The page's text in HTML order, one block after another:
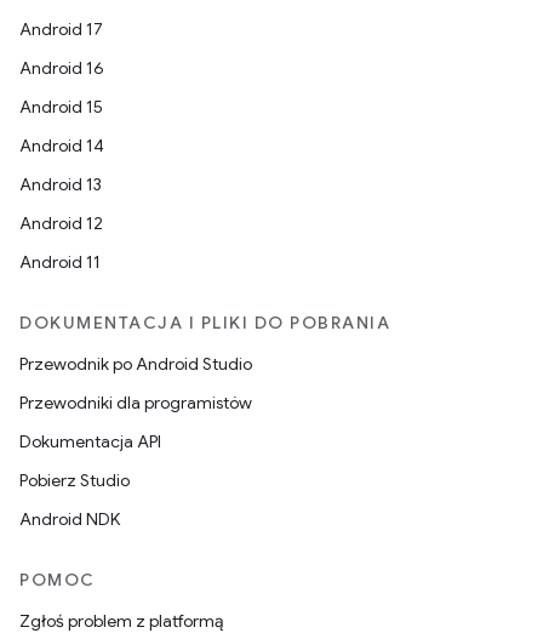
Android 17
Android 16
Android 15
Android 14
Android 13
Android 12
Android 11
DOKUMENTACJA I PLIKI DO POBRANIA
Przewodnik po Android Studio
Przewodniki dla programistów
Dokumentacja API
Pobierz Studio
Android NDK
POMOC
Zgłoś problem z platformą